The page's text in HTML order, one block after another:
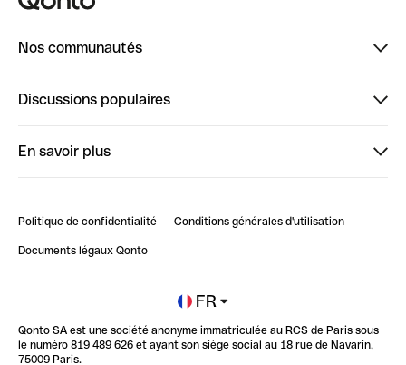
Nos communautés
ClubQonto
Discussions populaires
Impact de l'IA sur les carrières/productivité
En savoir plus
Blog
Newsroom
Glossaire finance
Politique de confidentialité Conditions générales d'utilisation
Documents légaux Qonto
FR
Qonto SA est une société anonyme immatriculée au RCS de Paris sous
le numéro 819 489 626 et ayant son siège social au 18 rue de Navarin,
75009 Paris.